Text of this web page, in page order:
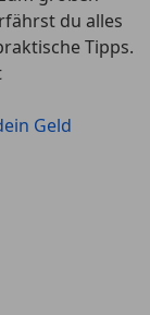
du alles
Tipps.
Geld